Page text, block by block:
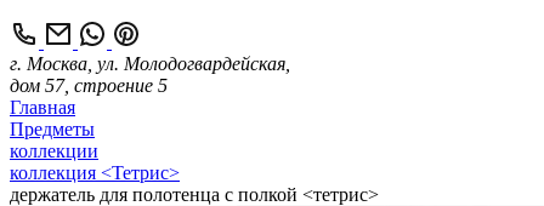
г. Москва, ул. Молодогвардейская,
дом 57, строение 5
Главная
Предметы
коллекции
коллекция <Тетрис>
держатель для полотенца с полкой <тетрис>